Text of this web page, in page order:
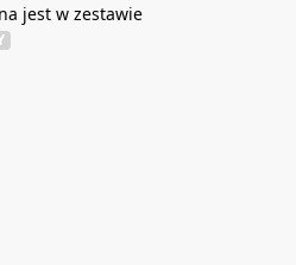
jest w zestawie